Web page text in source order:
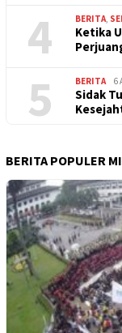
4 BERITA,
Ketika
5 BERITA 6
Sidak
BERITA POPULER